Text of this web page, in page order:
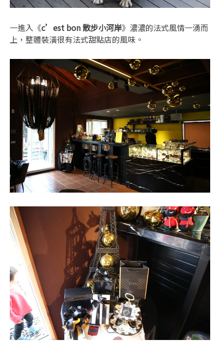
一進入《c’est bon 散步小河岸》濃濃的法式風情一湧而
上，整體裝潢很有法式甜點店的風味。